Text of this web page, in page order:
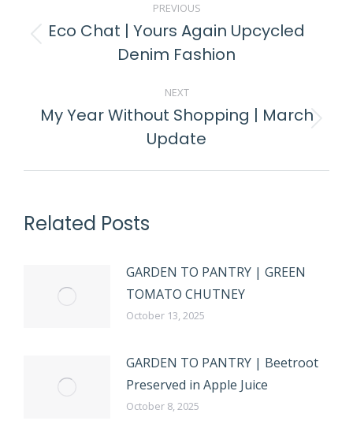
PREVIOUS
Eco Chat | Yours Again Upcycled
Denim Fashion
NEXT
My Year Without Shopping | March
Update
Related Posts
GARDEN TO PANTRY | GREEN
TOMATO CHUTNEY
October 13, 2025
GARDEN TO PANTRY | Beetroot
Preserved in Apple Juice
October 8, 2025